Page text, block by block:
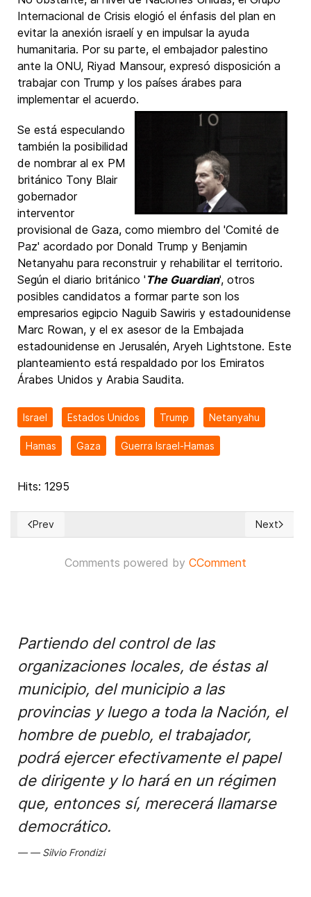
Internacional de Crisis elogió el énfasis del plan en
evitar la anexión israelí y en impulsar la ayuda
humanitaria. Por su parte, el embajador palestino
ante la ONU, Riyad Mansour, expresó disposición a
trabajar con Trump y los países árabes para
implementar el acuerdo.
Se está especulando
también la posibilidad
de nombrar al ex PM
británico Tony Blair
gobernador
interventor
provisional de Gaza, como miembro del 'Comité de
Paz' acordado por Donald Trump y Benjamin
Netanyahu para reconstruir y rehabilitar el territorio.
Según el diario británico ' The Guardian', otros
posibles candidatos a formar parte son los
empresarios egipcio Naguib Sawiris y estadounidense
Marc Rowan, y el ex asesor de la Embajada
estadounidense en Jerusalén, Aryeh Lightstone. Este
planteamiento está respaldado por los Emiratos
Árabes Unidos y Arabia Saudita.
Israel Estados Unidos Trump Netanyahu
Hamas Gaza Guerra Israel-Hamas
Hits: 1295
Previous article: Si cede Hamás, gana Palestina
Prev Next
Next
Comments powered by CComment
Partiendo del control de las
organizaciones locales, de éstas al
municipio, del municipio a las
provincias y luego a toda la Nación, el
hombre de pueblo, el trabajador,
podrá ejercer efectivamente el papel
de dirigente y lo hará en un régimen
que, entonces sí, merecerá llamarse
democrático.
Silvio Frondizi